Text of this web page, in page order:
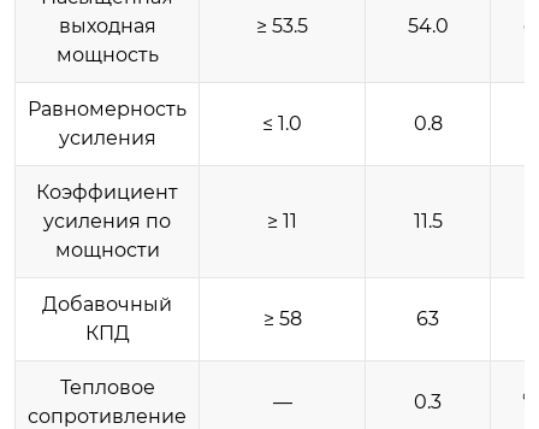
выходная
мощность
≥ 53.5 54.0
Равномерность
усиления
≤ 1.0 0.8
Коэффициент
усиления по
мощности
≥ 11 11.5
Добавочный
КПД
≥ 58 63
Тепловое
сопротивление
— 0.3